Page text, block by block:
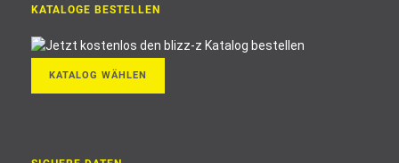
KATALOGE BESTELLEN
KATALOG WÄHLEN